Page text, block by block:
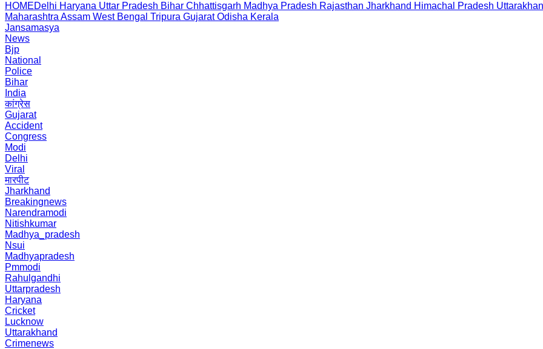
HOMEDelhi Haryana Uttar Pradesh Bihar Chhattisgarh Madhya Pradesh Rajasthan Jharkhand Himachal Pradesh
Maharashtra Assam West Bengal Tripura Gujarat Odisha Kerala
Jansamasya
News
Bjp
National
Police
Bihar
India
कांग्रेस
Gujarat
Accident
Congress
Modi
Delhi
Viral
मारपीट
Jharkhand
Breakingnews
Narendramodi
Nitishkumar
Madhya_pradesh
Nsui
Madhyapradesh
Pmmodi
Rahulgandhi
Uttarpradesh
Haryana
Cricket
Lucknow
Uttarakhand
Crimenews